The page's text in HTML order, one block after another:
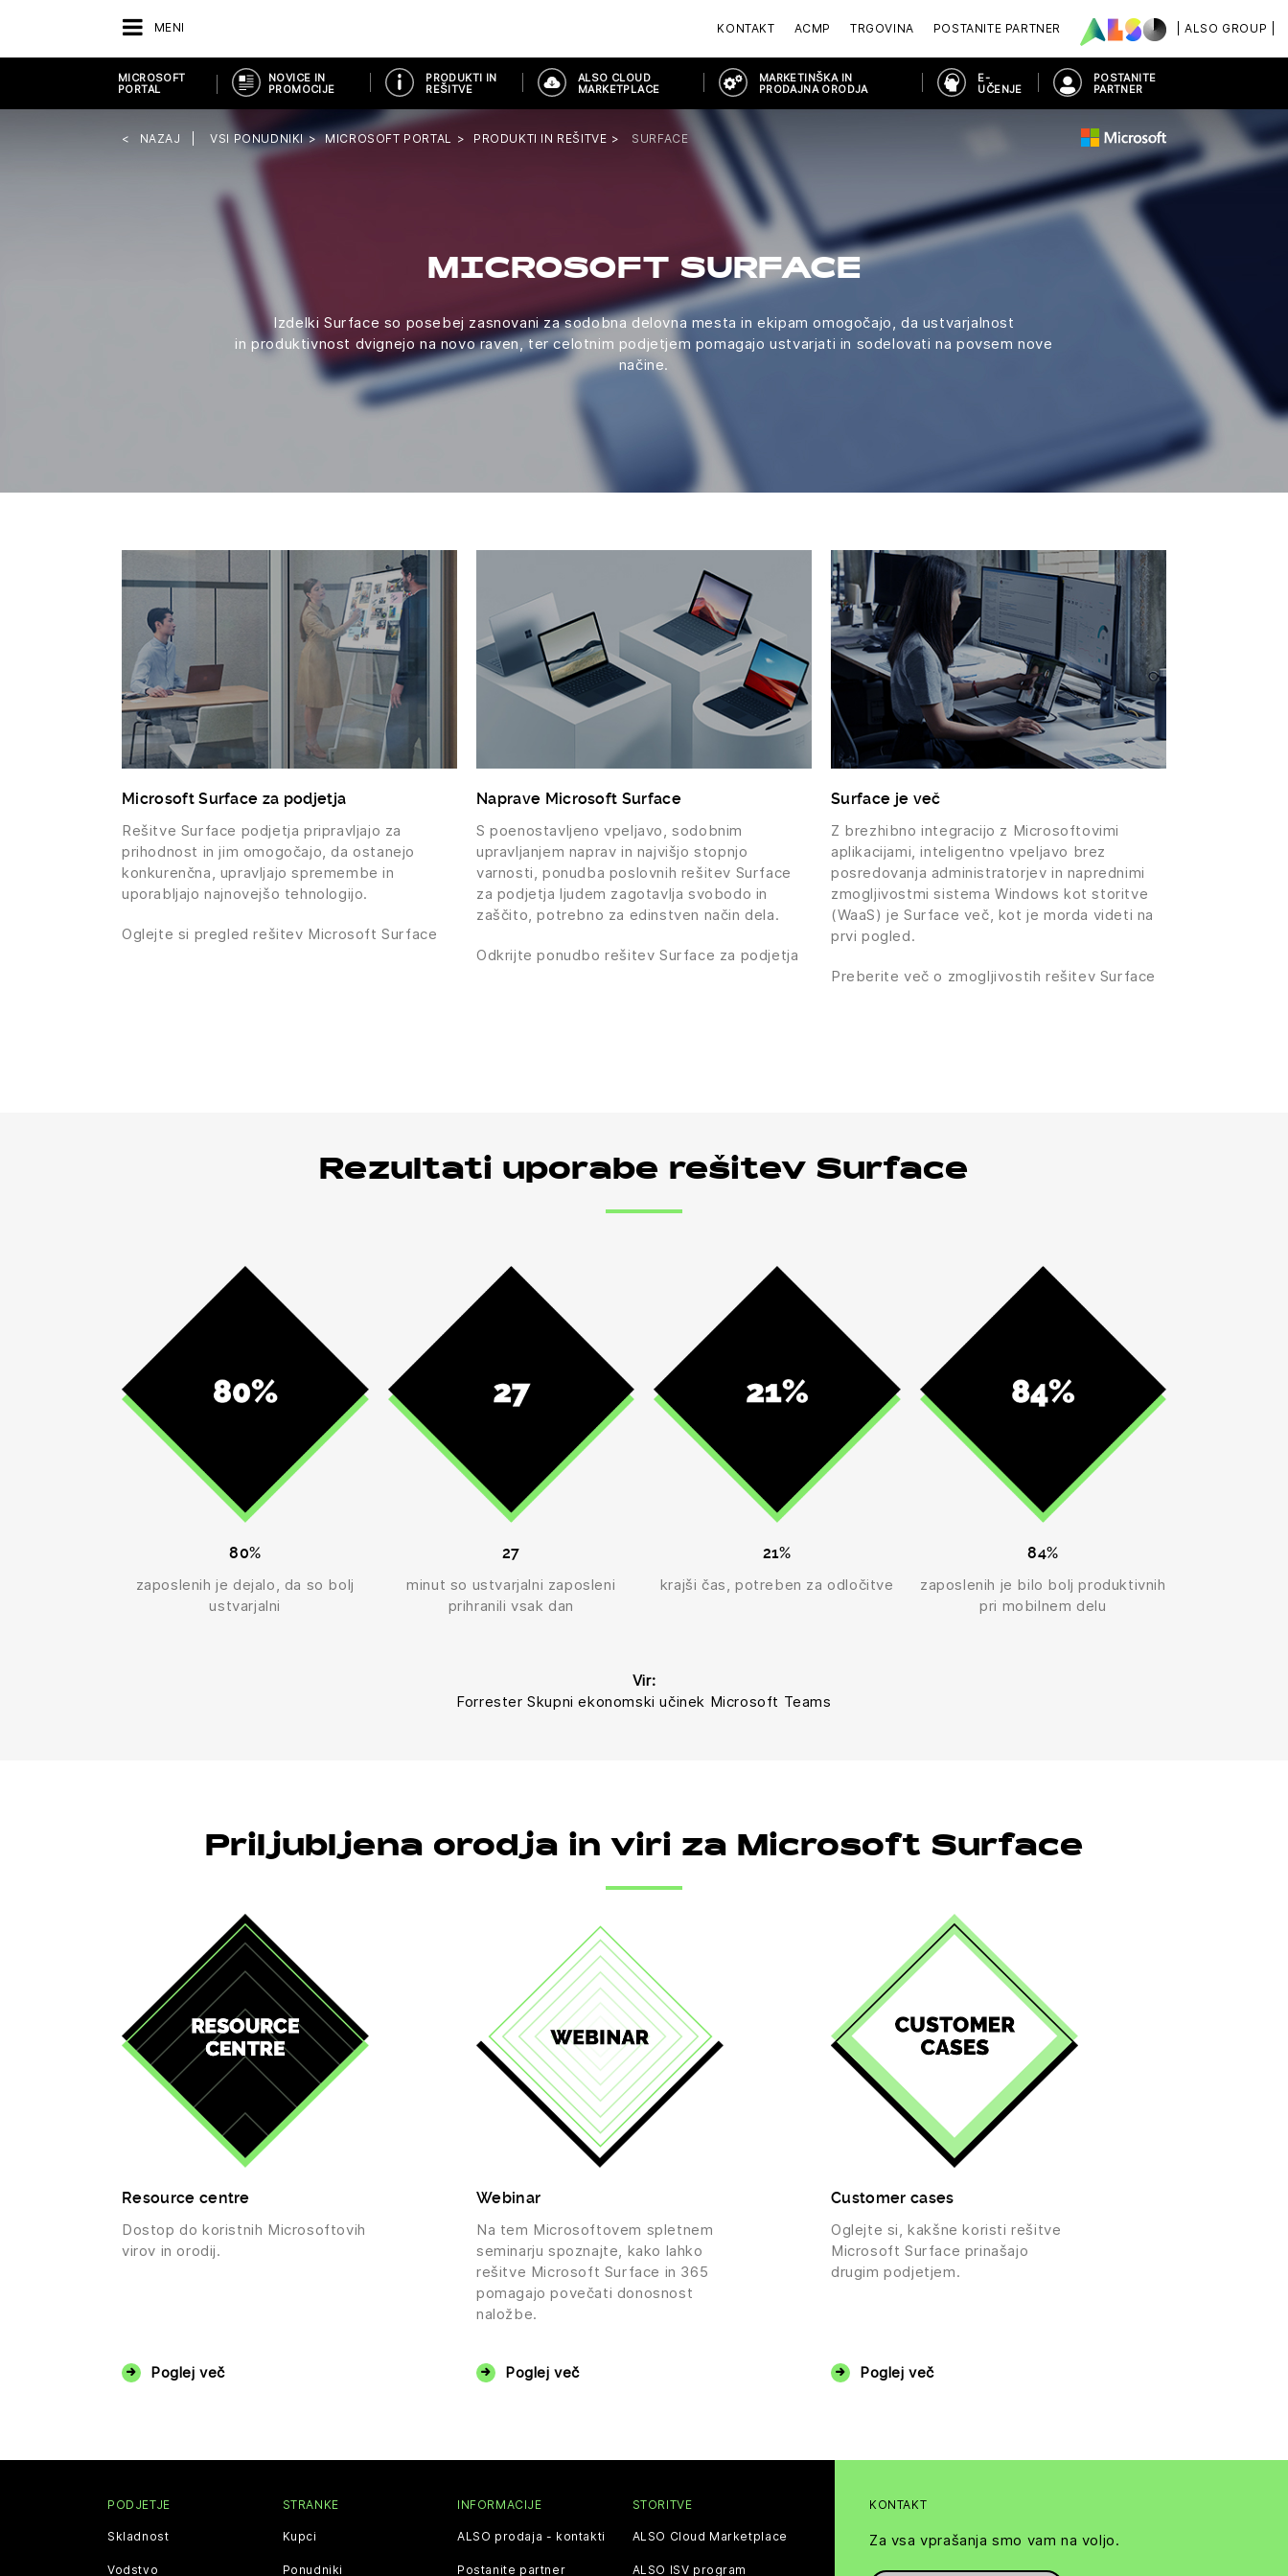
MENI | ALSO GROUP |
KONTAKT ACMP TRGOVINA POSTANITE PARTNER
MICROSOFT
PORTAL
NOVICE IN
PROMOCIJE
PRODUKTI IN
REŠITVE
ALSO CLOUD
MARKETPLACE
MARKETINŠKA IN
PRODAJNA ORODJA
E-
UČENJE
POSTANITE
PARTNER
NAZAJ VSI PONUDNIKI MICROSOFT PORTAL PRODUKTI IN REŠITVE SURFACE
MICROSOFT SURFACE
Izdelki Surface so posebej zasnovani za sodobna delovna mesta in ekipam omogočajo, da ustvarjalnost
in produktivnost dvignejo na novo raven, ter celotnim podjetjem pomagajo ustvarjati in sodelovati na povsem nove
načine.
Microsoft Surface za podjetja
Rešitve Surface podjetja pripravljajo za
prihodnost in jim omogočajo, da ostanejo
konkurenčna, upravljajo spremembe in
uporabljajo najnovejšo tehnologijo.
Oglejte si pregled rešitev Microsoft Surface
Naprave Microsoft Surface
S poenostavljeno vpeljavo, sodobnim
upravljanjem naprav in najvišjo stopnjo
varnosti, ponudba poslovnih rešitev Surface
za podjetja ljudem zagotavlja svobodo in
zaščito, potrebno za edinstven način dela.
Odkrijte ponudbo rešitev Surface za podjetja
Surface je več
Z brezhibno integracijo z Microsoftovimi
aplikacijami, inteligentno vpeljavo brez
posredovanja administratorjev in naprednimi
zmogljivostmi sistema Windows kot storitve
(WaaS) je Surface več, kot je morda videti na
prvi pogled.
Preberite več o zmogljivostih rešitev Surface
Rezultati uporabe rešitev Surface
80%
zaposlenih je dejalo, da so bolj
ustvarjalni
27
minut so ustvarjalni zaposleni
prihranili vsak dan
21%
krajši čas, potreben za odločitve
84%
zaposlenih je bilo bolj produktivnih
pri mobilnem delu
Vir:
Forrester Skupni ekonomski učinek Microsoft Teams
Priljubljena orodja in viri za Microsoft Surface
Resource centre
Dostop do koristnih Microsoftovih
virov in orodij.
Poglej več
Webinar
Na tem Microsoftovem spletnem
seminarju spoznajte, kako lahko
rešitve Microsoft Surface in 365
pomagajo povečati donosnost
naložbe.
Poglej več
Customer cases
Oglejte si, kakšne koristi rešitve
Microsoft Surface prinašajo
drugim podjetjem.
Poglej več
KONTAKT
Za vsa vprašanja smo vam na voljo.
PODJETJE
Skladnost
Vodstvo
STRANKE
Kupci
Ponudniki
INFORMACIJE
ALSO prodaja - kontakti
Postanite partner
STORITVE
ALSO Cloud Marketplace
ALSO ISV program